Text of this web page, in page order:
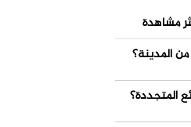
مشاهدة
المدينة؟
المتجددة؟